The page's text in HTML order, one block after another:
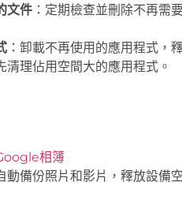
文件 ：定期檢查並刪除不再需
：卸載不再使用的應用程式，
清理佔用空間大的應用程式。
相簿
動備份照片和影片，釋放設備